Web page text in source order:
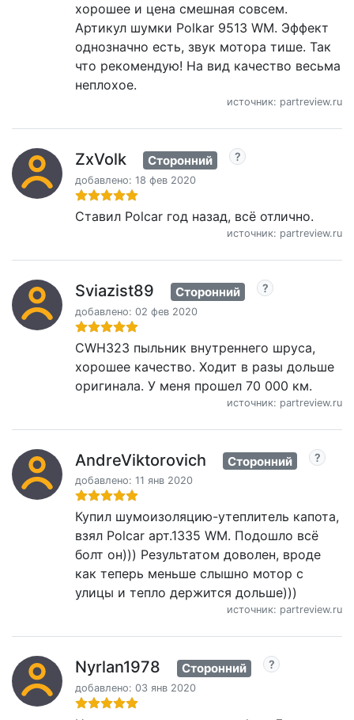
хорошее и цена смешная совсем.
Артикул шумки Polkar 9513 WM. Эффект
однозначно есть, звук мотора тише. Так
что рекомендую! На вид качество весьма
неплохое.
источник: partreview.ru
ZxVolk Сторонний
добавлено: 18 фев 2020
Ставил Polcar год назад, всё отлично.
источник: partreview.ru
Sviazist89 Сторонний
добавлено: 02 фев 2020
CWH323 пыльник внутреннего шруса,
хорошее качество. Ходит в разы дольше
оригинала. У меня прошел 70 000 км.
источник: partreview.ru
AndreViktorovich Сторонний
добавлено: 11 янв 2020
Купил шумоизоляцию-утеплитель капота,
взял Polcar арт.1335 WM. Подошло всё
болт он))) Результатом доволен, вроде
как теперь меньше слышно мотор с
улицы и тепло держится дольше)))
источник: partreview.ru
Nyrlan1978 Сторонний
добавлено: 03 янв 2020